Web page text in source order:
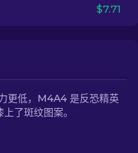
$7.71
更低，M4A4 是反恐精英
了斑纹图案。